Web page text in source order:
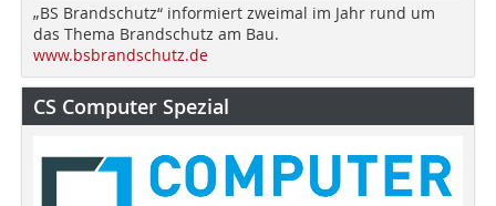
„BS Brandschutz“ informiert zweimal im Jahr rund um
das Thema Brandschutz am Bau.
www.bsbrandschutz.de
CS Computer Spezial